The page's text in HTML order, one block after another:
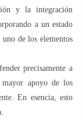
y la integración
a un estado
de los elementos
precisamente a
apoyo de los
En esencia, esto